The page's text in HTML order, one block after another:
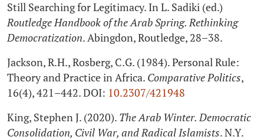
Still Searching for Legitimacy. In L. Sadiki (ed.)
Routledge Handbook of the Arab Spring. Rethinking
Democratization. Abingdon, Routledge, 28–38.
Jackson, R.H., Rosberg, C.G. (1984). Personal Rule:
Theory and Practice in Africa. Comparative Politics,
16(4), 421–442. DOI: 10.2307/421948
King, Stephen J. (2020). The Arab Winter. Democratic
Consolidation, Civil War, and Radical Islamists. N.Y.